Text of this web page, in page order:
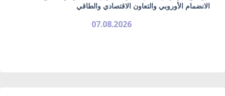
الانضمام الأوروبي والتعاون الاقتصادي والطاقي
07.08.2026